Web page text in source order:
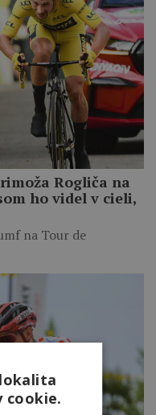
Rogliča na
ho videl v cieli,
na Tour de
cookie.